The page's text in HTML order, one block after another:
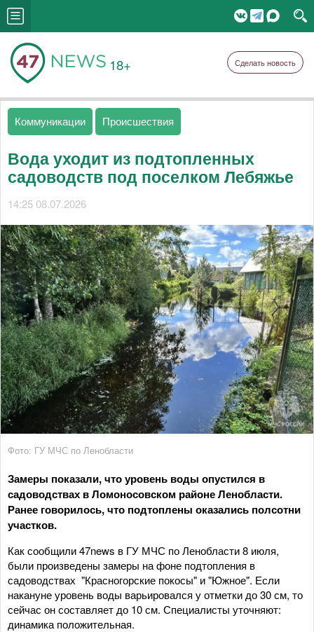
18+ Сделать новость
Коммуникации Происшествия
Вода уходит из подтопленных
садоводств под поселком Лебяжье
14:25 08.07.2026
Фото: ГУ МЧС по Ленобласти
Замеры показали, что уровень воды опустился в
садоводствах в Ломоносовском районе Ленобласти.
Ранее говорилось, что подтоплены оказались полсотни
участков.
Как сообщили 47news в ГУ МЧС по Ленобласти 8 июля,
были произведены замеры на фоне подтопления в
садоводствах "Красногорские покосы" и "Южное". Если
накануне уровень воды варьировался у отметки до 30 см, то
сейчас он составляет до 10 см. Специалисты уточняют:
динамика положительная.